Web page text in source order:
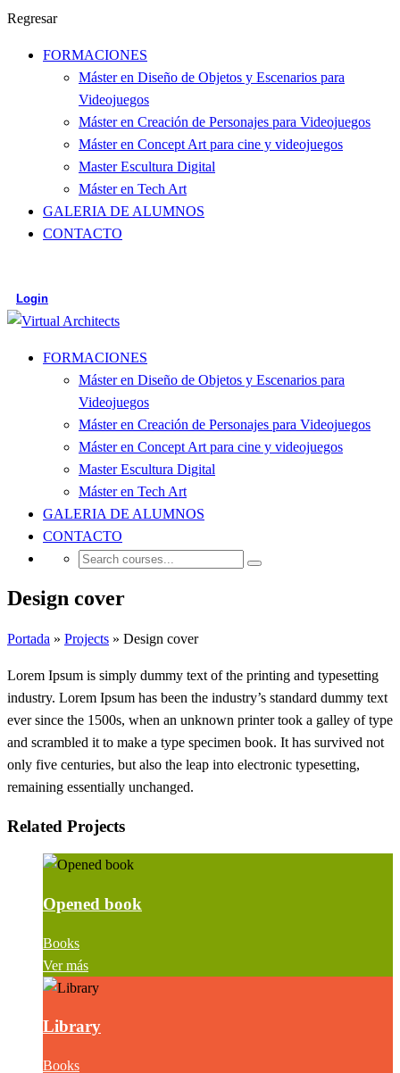
Regresar
FORMACIONES
Máster en Diseño de Objetos y Escenarios para
Videojuegos
Máster en Creación de Personajes para Videojuegos
Máster en Concept Art para cine y videojuegos
Master Escultura Digital
Máster en Tech Art
GALERIA DE ALUMNOS
CONTACTO
Login
FORMACIONES
Máster en Diseño de Objetos y Escenarios para
Videojuegos
Máster en Creación de Personajes para Videojuegos
Máster en Concept Art para cine y videojuegos
Master Escultura Digital
Máster en Tech Art
GALERIA DE ALUMNOS
CONTACTO
Design cover
Portada » Projects » Design cover
Lorem Ipsum is simply dummy text of the printing and typesetting
industry. Lorem Ipsum has been the industry’s standard dummy text
ever since the 1500s, when an unknown printer took a galley of type
and scrambled it to make a type specimen book. It has survived not
only five centuries, but also the leap into electronic typesetting,
remaining essentially unchanged.
Related Projects
Opened book
Books
Ver más
Library
Books